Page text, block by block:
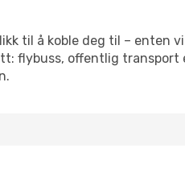
til å koble deg til – enten
flybuss, offentlig transport